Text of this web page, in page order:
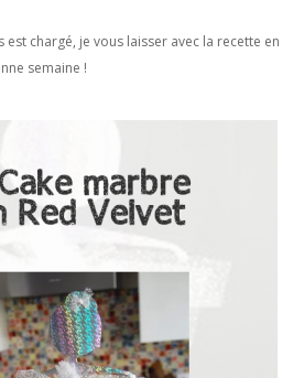
est chargé, je vous laisser avec la recette en
semaine !